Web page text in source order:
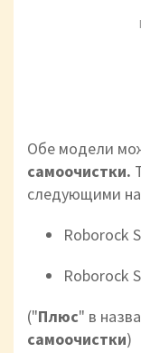
Обе модели
самоочистки.
следующими
Roborock
Roborock
("Плюс" в
самоочистки)